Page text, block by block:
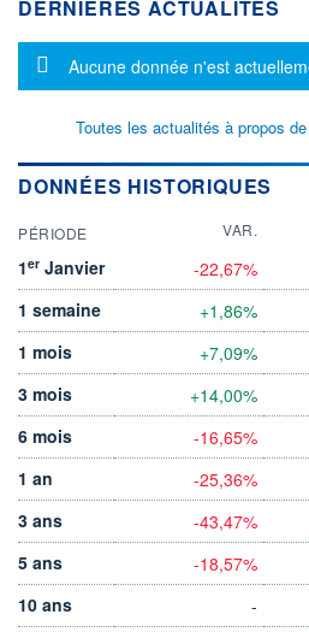
DERNIÈRES ACTUALITÉS
Message d'information
Aucune donnée n'est
Toutes les actualités à propos
DONNÉES HISTORIQUES
PÉRIODE VAR.
1er Janvier -22,67%
1 semaine
+1,86%
1 mois
+7,09%
3 mois
+14,00%
6 mois
-16,65%
1 an
-25,36%
3 ans
-43,47%
5 ans
-18,57%
10 ans
-